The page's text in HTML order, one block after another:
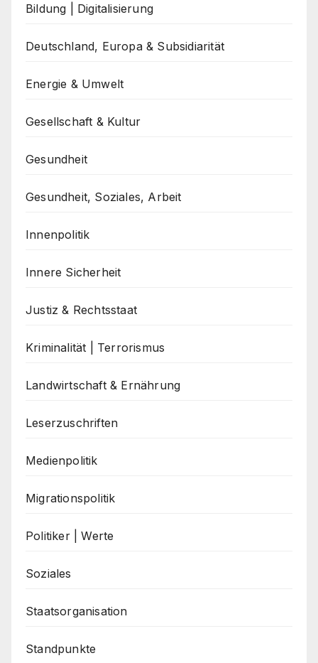
Bildung | Digitalisierung
Deutschland, Europa & Subsidiarität
Energie & Umwelt
Gesellschaft & Kultur
Gesundheit
Gesundheit, Soziales, Arbeit
Innenpolitik
Innere Sicherheit
Justiz & Rechtsstaat
Kriminalität | Terrorismus
Landwirtschaft & Ernährung
Leserzuschriften
Medienpolitik
Migrationspolitik
Politiker | Werte
Soziales
Staatsorganisation
Standpunkte